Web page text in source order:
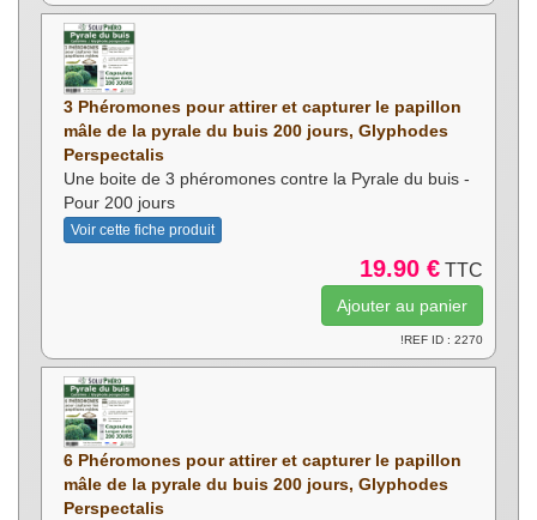
3 Phéromones pour attirer et capturer le papillon
mâle de la pyrale du buis 200 jours, Glyphodes
Perspectalis
Une boite de 3 phéromones contre la Pyrale du buis -
Pour 200 jours
Voir cette fiche produit
19.90 € TTC
!REF ID : 2270
6 Phéromones pour attirer et capturer le papillon
mâle de la pyrale du buis 200 jours, Glyphodes
Perspectalis